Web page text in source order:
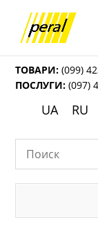
ТОВАРИ: (099)
ПОСЛУГИ: (097)
UA RU